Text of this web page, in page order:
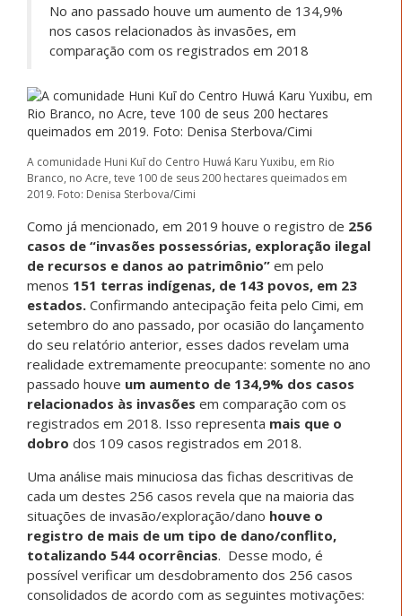
No ano passado houve um aumento de 134,9%
nos casos relacionados às invasões, em
comparação com os registrados em 2018
A comunidade Huni Kuī do Centro Huwá Karu Yuxibu, em Rio
Branco, no Acre, teve 100 de seus 200 hectares queimados em
2019. Foto: Denisa Sterbova/Cimi
Como já mencionado, em 2019 houve o registro de 256
casos de “invasões possessórias, exploração ilegal
de recursos e danos ao patrimônio” em pelo
menos 151 terras indígenas, de 143 povos, em 23
estados. Confirmando antecipação feita pelo Cimi, em
setembro do ano passado, por ocasião do lançamento
do seu relatório anterior, esses dados revelam uma
realidade extremamente preocupante: somente no ano
passado houve um aumento de 134,9% dos casos
relacionados às invasões em comparação com os
registrados em 2018. Isso representa mais que o
dobro dos 109 casos registrados em 2018.
Uma análise mais minuciosa das fichas descritivas de
cada um destes 256 casos revela que na maioria das
situações de invasão/exploração/dano houve o
registro de mais de um tipo de dano/conflito,
totalizando 544 ocorrências. Desse modo, é
possível verificar um desdobramento dos 256 casos
consolidados de acordo com as seguintes motivações: